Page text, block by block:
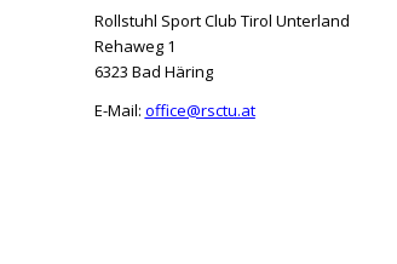
Rollstuhl Sport Club Tirol Unterland
Rehaweg 1
6323 Bad Häring
E-Mail: office@rsctu.at